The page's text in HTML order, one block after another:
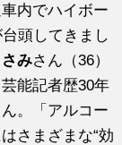
内でハイボー
頭してきまし
みさん（36）
能記者歴30年
。「アルコー
さまざまな“効